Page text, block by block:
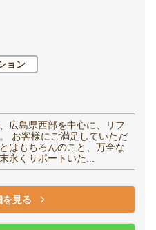
ョン
広島県西部を中心に、リフ
お客様にご満足していただ
はもちろんのこと、万全な
永くサポートいた...
を見る